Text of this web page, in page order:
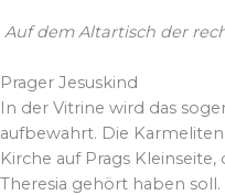
Auf dem Altartisch der
Prager Jesuskind
In der Vitrine wird das
aufbewahrt. Die
Kirche auf Prags
Theresia gehört haben soll.